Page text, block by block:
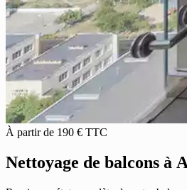
À partir de 190 € TTC
Nettoyage de balcons à